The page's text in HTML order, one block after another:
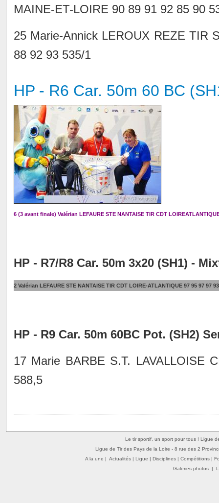
MAINE-ET-LOIRE 90 89 91 92 85 90
25 Marie-Annick LEROUX REZE TIR
88 92 93 535/1
HP - R6 Car. 50m 60 BC
6 (3 avant finale) Valérian LEFAURE STE NANTAISE TIR CDT
HP - R7/R8 Car. 50m 3x20 (SH1) -
2 Valérian LEFAURE STE NANTAISE TIR CDT LOIRE-ATLANTIQUE 97 95 97 97
HP - R9 Car. 50m 60BC Pot. (SH2)
17 Marie BARBE S.T. LAVALLOISE
588,5
Le tir sportif, un sport pour tous ! Ligue
Ligue de Tir des Pays de la Loire - 8 rue des 2
A la une | Actualités | Ligue | Disciplines | Compétitions |
Galeries photos|